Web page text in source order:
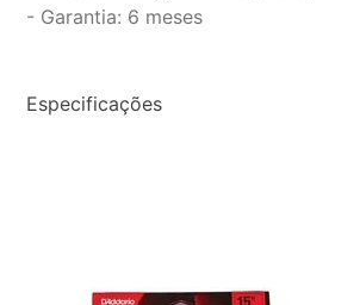
- Garantia: 6 meses
Especificações